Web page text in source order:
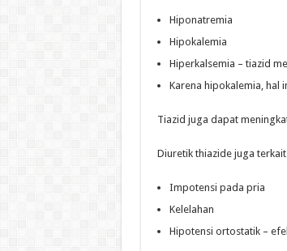
Hiponatremia
Hipokalemia
Hiperkalsemia – tiazid
Karena hipokalemia, hal
Tiazid juga dapat
Diuretik thiazide juga
Impotensi pada pria
Kelelahan
Hipotensi ortostatik –